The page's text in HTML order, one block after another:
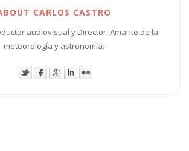
CARLOS CASTRO
audiovisual y Director. Amante de la
meteorología y astronomía.